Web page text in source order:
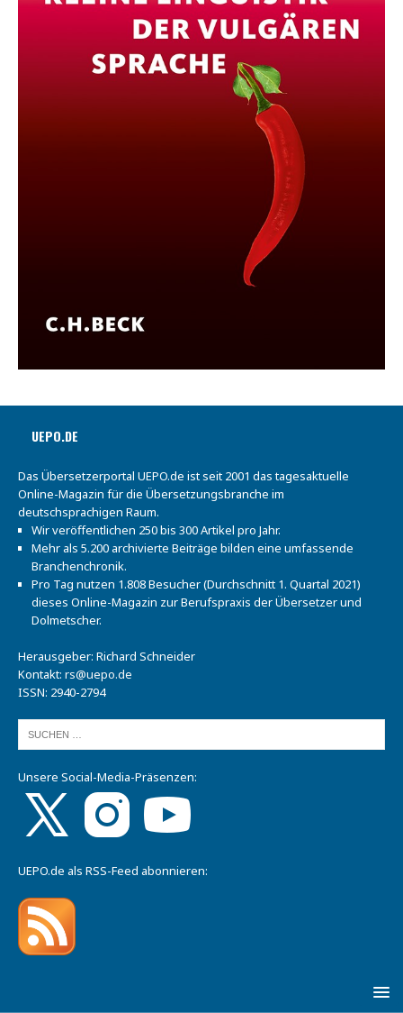
UEPO.DE
Das Übersetzerportal UEPO.de ist seit 2001 das tagesaktuelle
Online-Magazin für die Übersetzungsbranche im
deutschsprachigen Raum.
Wir veröffentlichen 250 bis 300 Artikel pro Jahr.
Mehr als 5.200 archivierte Beiträge bilden eine umfassende
Branchenchronik.
Pro Tag nutzen 1.808 Besucher (Durchschnitt 1. Quartal 2021)
dieses Online-Magazin zur Berufspraxis der Übersetzer und
Dolmetscher.
Herausgeber: Richard Schneider
Kontakt: rs@uepo.de
ISSN: 2940-2794
Unsere Social-Media-Präsenzen:
UEPO.de als RSS-Feed abonnieren: